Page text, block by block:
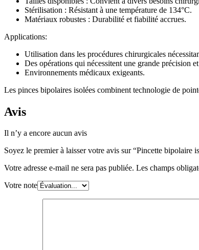
Stérilisation : Résistant à une température de 134°C.
Matériaux robustes : Durabilité et fiabilité accrues.
Applications:
Utilisation dans les procédures chirurgicales
Des opérations qui nécessitent une grande précision
Environnements médicaux exigeants.
Les pinces bipolaires isolées combinent technologie de
Avis
Il n’y a encore aucun avis
Soyez le premier à laisser votre avis sur “Pincette bipolaire
Votre adresse e-mail ne sera pas publiée. Les champs
Votre note